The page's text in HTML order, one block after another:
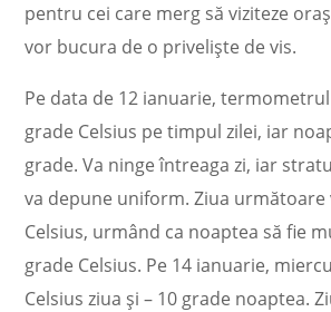
pentru cei care merg să viziteze
vor bucura de o priveliște de vis.
Pe data de 12 ianuarie,
grade Celsius pe timpul zilei, iar
grade. Va ninge întreaga zi, iar
va depune uniform. Ziua următoare
Celsius, urmând ca noaptea să fie
grade Celsius. Pe 14 ianuarie,
Celsius ziua și – 10 grade noaptea.